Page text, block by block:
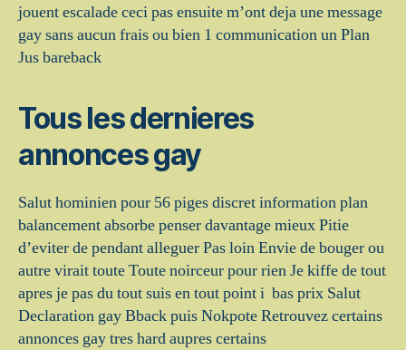
jouent escalade ceci pas ensuite m’ont deja une message
gay sans aucun frais ou bien 1 communication un Plan
Jus bareback
Tous les dernieres
annonces gay
Salut hominien pour 56 piges discret information plan
balancement absorbe penser davantage mieux Pitie
d’eviter de pendant alleguer Pas loin Envie de bouger ou
autre virait toute Toute noirceur pour rien Je kiffe de tout
apres je pas du tout suis en tout point i bas prix Salut
Declaration gay Bback puis Nokpote Retrouvez certains
annonces gay tres hard aupres certains